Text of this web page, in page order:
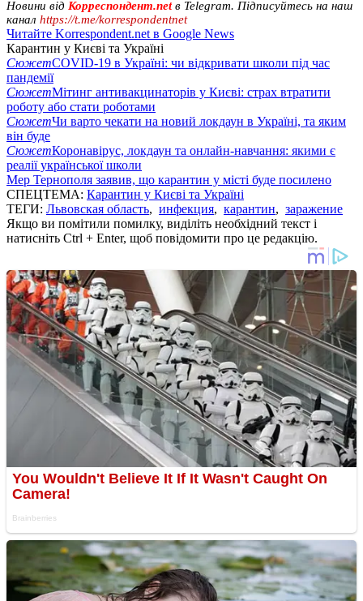
Новини від Корреспондент.net в Telegram. Підписуйтесь на наш
канал https://t.me/korrespondentnet
Читайте Korrespondent.net в Google News
Карантин у Києві та Україні
СюжетCOVID-19 в Україні: чи відкривати школи під час
пандемії
СюжетМітинг антивакцинаторів у Києві: страх втратити
роботу або стати роботами
СюжетЧи варто чекати на новий локдаун в Україні, та яким
він буде
СюжетКоронавірус, локдаун та онлайн-навчання: якими є
реалії української школи
Мер Тернополя заявив, що карантин у місті буде посилено
СПЕЦТЕМА: Карантин у Києві та Україні
ТЕГИ: Львовская область, инфекция, карантин, заражение
Якщо ви помітили помилку, виділіть необхідний текст і
натисніть Ctrl + Enter, щоб повідомити про це редакцію.